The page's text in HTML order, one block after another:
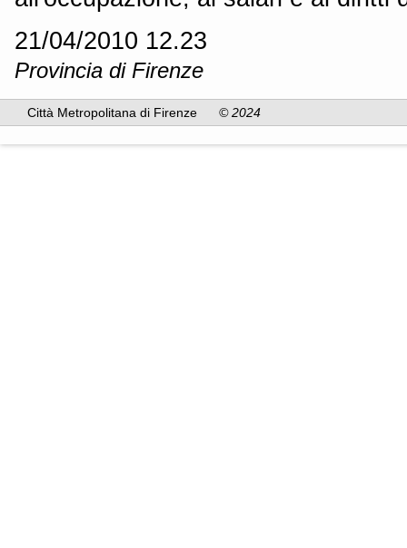
21/04/2010 12.23
Provincia di Firenze
Città Metropolitana di Firenze © 2024